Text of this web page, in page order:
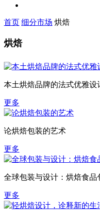
首页 细分市场 烘焙
烘焙
本土烘焙品牌的法式优雅设
更多
论烘焙包装的艺术
更多
全球包装与设计：烘焙食品
更多